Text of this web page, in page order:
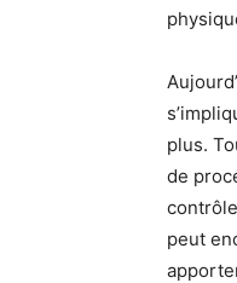
plus.
de
peut